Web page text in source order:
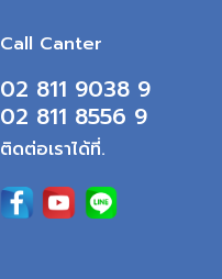
Call Canter
02 811 9038 9
02 811 8556 9
ติดต่อเราได้ที่.